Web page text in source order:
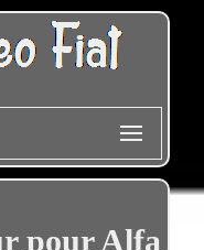
pour Alfa